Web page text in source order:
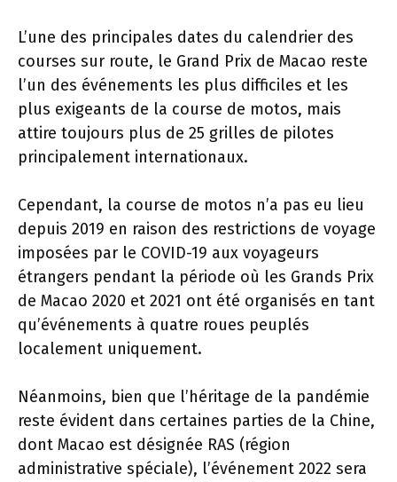
L’une des principales dates du calendrier des
courses sur route, le Grand Prix de Macao reste
l’un des événements les plus difficiles et les
plus exigeants de la course de motos, mais
attire toujours plus de 25 grilles de pilotes
principalement internationaux.
Cependant, la course de motos n’a pas eu lieu
depuis 2019 en raison des restrictions de voyage
imposées par le COVID-19 aux voyageurs
étrangers pendant la période où les Grands Prix
de Macao 2020 et 2021 ont été organisés en tant
qu’événements à quatre roues peuplés
localement uniquement.
Néanmoins, bien que l’héritage de la pandémie
reste évident dans certaines parties de la Chine,
dont Macao est désignée RAS (région
administrative spéciale), l’événement 2022 sera